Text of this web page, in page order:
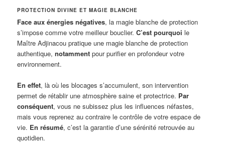
PROTECTION DIVINE ET MAGIE BLANCHE
Face aux énergies négatives, la magie blanche de protection
s’impose comme votre meilleur bouclier.C’est pourquoi le
Maître Adjinacou pratique une magie blanche de protection
authentique,notamment pour purifier en profondeur votre
environnement.
En effet, là où les blocages s’accumulent, son intervention
permet de rétablir une atmosphère saine et protectrice. Par
conséquent, vous ne subissez plus les influences néfastes,
mais vous reprenez au contraire le contrôle de votre espace de
vie. En résumé, c’est la garantie d’une sérénité retrouvée au
quotidien.